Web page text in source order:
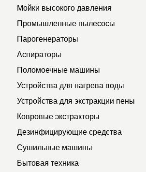
Мойки высокого давления
Промышленные пылесосы
Парогенераторы
Аспираторы
Поломоечные машины
Устройства для нагрева воды
Устройства для экстракции пены
Ковровые экстракторы
Дезинфицирующие средства
Сушильные машины
Бытовая техника